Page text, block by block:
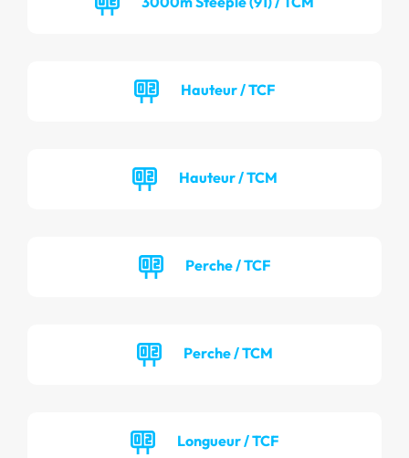
Hauteur / TCF
Hauteur / TCM
Perche / TCF
Perche / TCM
Longueur / TCF